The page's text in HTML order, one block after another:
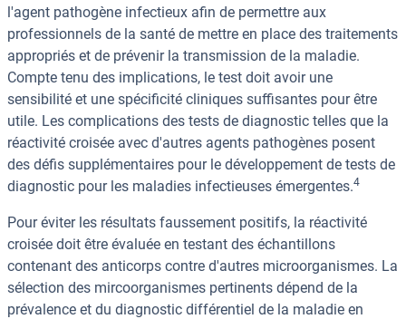
l'agent pathogène infectieux afin de permettre aux
professionnels de la santé de mettre en place des traitements
appropriés et de prévenir la transmission de la maladie.
Compte tenu des implications, le test doit avoir une
sensibilité et une spécificité cliniques suffisantes pour être
utile. Les complications des tests de diagnostic telles que la
réactivité croisée avec d'autres agents pathogènes posent
des défis supplémentaires pour le développement de tests de
diagnostic pour les maladies infectieuses émergentes.4
Pour éviter les résultats faussement positifs, la réactivité
croisée doit être évaluée en testant des échantillons
contenant des anticorps contre d'autres microorganismes. La
sélection des mircoorganismes pertinents dépend de la
prévalence et du diagnostic différentiel de la maladie en